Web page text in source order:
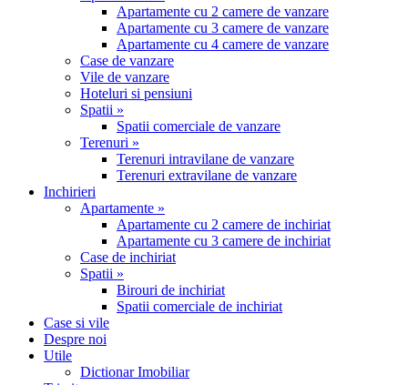
Apartamente cu 2 camere de vanzare
Apartamente cu 3 camere de vanzare
Apartamente cu 4 camere de vanzare
Case de vanzare
Vile de vanzare
Hoteluri si pensiuni
Spatii »
Spatii comerciale de vanzare
Terenuri »
Terenuri intravilane de vanzare
Terenuri extravilane de vanzare
Inchirieri
Apartamente »
Apartamente cu 2 camere de inchiriat
Apartamente cu 3 camere de inchiriat
Case de inchiriat
Spatii »
Birouri de inchiriat
Spatii comerciale de inchiriat
Case si vile
Despre noi
Utile
Dictionar Imobiliar